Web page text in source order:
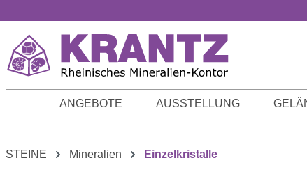
ANGEBOTE AUSSTELLUNG
STEINE Mineralien Einzelkristalle